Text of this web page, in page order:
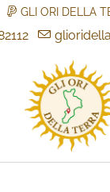
GLI ORI DELLA
Gli Ori
Gli Ori della